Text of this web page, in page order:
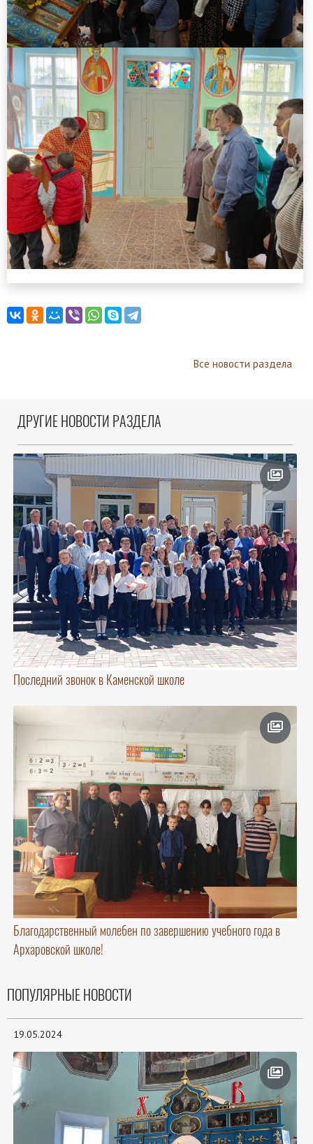
Все новости раздела
ДРУГИЕ НОВОСТИ РАЗДЕЛА
Последний звонок в Каменской школе
Благодарственный молебен по завершению учебного года в
Архаровской школе!
ПОПУЛЯРНЫЕ НОВОСТИ
19.05.2024